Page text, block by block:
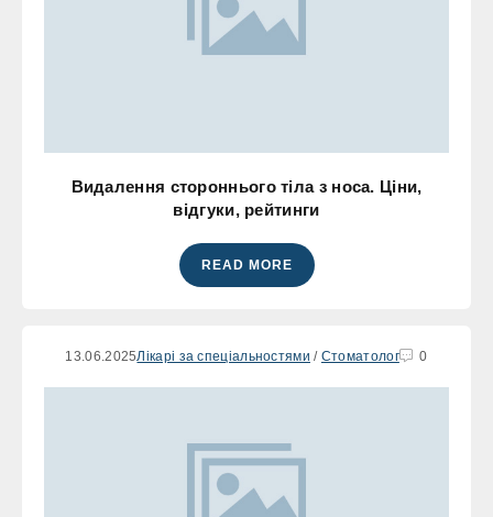
Видалення стороннього тіла з носа. Ціни,
відгуки, рейтинги
READ MORE
13.06.2025Лікарі за спеціальностями / Стоматолог 0